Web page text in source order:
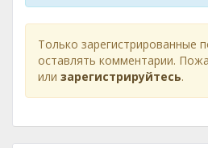
Только зарегистрированные
оставлять комментарии.
или зарегистрируйтесь.